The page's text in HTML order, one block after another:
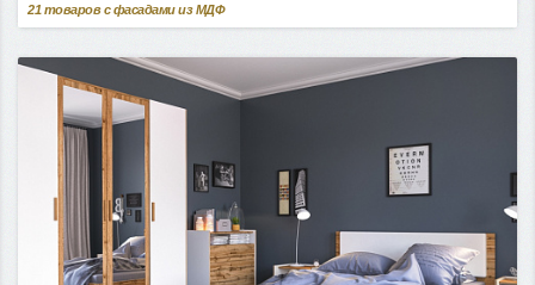
21 товаров с фасадами из МДФ